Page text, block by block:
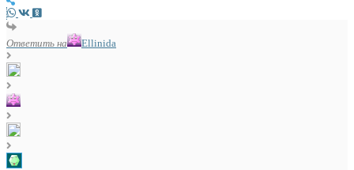
Ответить на Ellinida